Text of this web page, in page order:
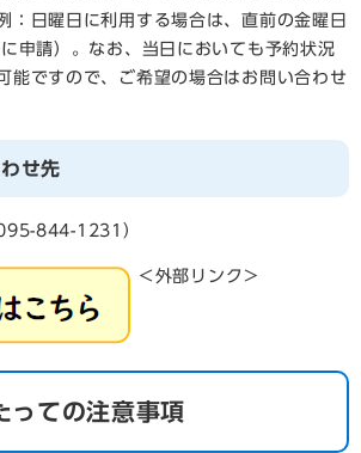
：日曜日に利用する場合は、直前の金曜日
申請）。なお、当日においても予約状況
能ですので、ご希望の場合はお問い合わせ
せ先
844-1231）
＜外部リンク＞
っての注意事項